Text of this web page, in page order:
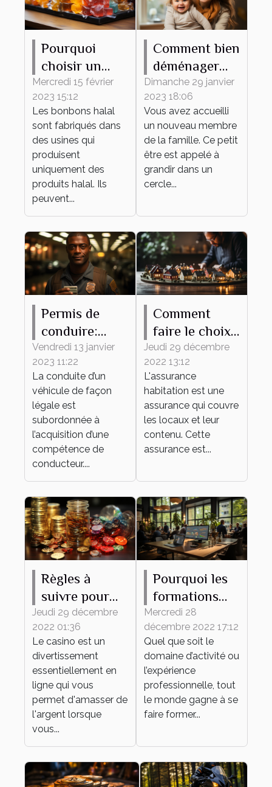
Pourquoi
choisir un
bonbon halal
?
Mercredi 15 février
2023 15:12
Les bonbons halal
sont fabriqués dans
des usines qui
produisent
uniquement des
produits halal. Ils
peuvent...
Comment bien
déménager
avec votre
bébé ?
Dimanche 29 janvier
2023 18:06
Vous avez accueilli
un nouveau membre
de la famille. Ce petit
être est appelé à
grandir dans un
cercle...
Permis de
conduire:
pourquoi
l'obtenir ?
Vendredi 13 janvier
2023 11:22
La conduite d’un
véhicule de façon
légale est
subordonnée à
l’acquisition d’une
compétence de
conducteur....
Comment
faire le choix
d'une bonne
assurance
habitation ?
Jeudi 29 décembre
2022 13:12
L'assurance
habitation est une
assurance qui couvre
les locaux et leur
contenu. Cette
assurance est...
Règles à
suivre pour
gagner de
l'argent au
casino en
ligne
Jeudi 29 décembre
2022 01:36
Le casino est un
divertissement
essentiellement en
ligne qui vous
permet d'amasser de
l'argent lorsque
vous...
Pourquoi les
formations
continues
sont-elles
importantes
pour une
entreprise ?
Mercredi 28
décembre 2022 17:12
Quel que soit le
domaine d’activité ou
l’expérience
professionnelle, tout
le monde gagne à se
faire former...